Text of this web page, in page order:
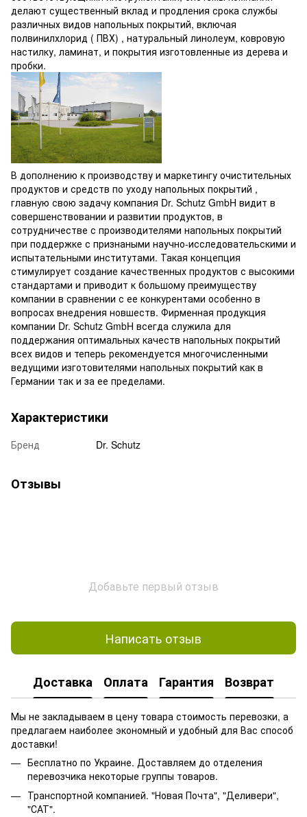
делают существенный вклад и продления срока службы
различных видов напольных покрытий, включая
полвинилхлорид ( ПВХ) , натуральный линолеум, ковровую
настилку, ламинат, и покрытия изготовленные из дерева и
пробки.
В дополнению к производству и маркетингу очистительных
продуктов и средств по уходу напольных покрытий ,
главную свою задачу компания Dr. Schutz GmbH видит в
совершенствовании и развитии продуктов, в
сотрудничестве с производителями напольных покрытий
при поддержке с признаными научно-исследовательскими и
испытательными институтами. Такая концепция
стимулирует создание качественных продуктов с высокими
стандартами и приводит к большому преимуществу
компании в сравнении с ее конкурентами особенно в
вопросах внедрения новшеств. Фирменная продукция
компании Dr. Schutz GmbH всегда служила для
поддержания оптимальных качеств напольных покрытий
всех видов и теперь рекомендуется многочисленными
ведущими изготовителями напольных покрытий как в
Германии так и за ее пределами.
Характеристики
Бренд Dr. Schutz
Отзывы
Добавьте первый отзыв
Написать отзыв
Доставка Оплата Гарантия Возврат
Мы не закладываем в цену товара стоимость перевозки, а
предлагаем наиболее экономный и удобный для Вас способ
доставки!
Бесплатно по Украине. Доставляем до отделения
перевозчика некоторые группы товаров.
Транспортной компанией. "Новая Почта", "Деливери",
"САТ".